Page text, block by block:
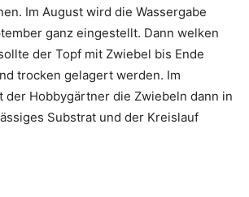
Im August wird die Wassergabe
ganz eingestellt. Dann welken
der Topf mit Zwiebel bis Ende
trocken gelagert werden. Im
der Hobbygärtner die Zwiebeln dann in
Substrat und der Kreislauf